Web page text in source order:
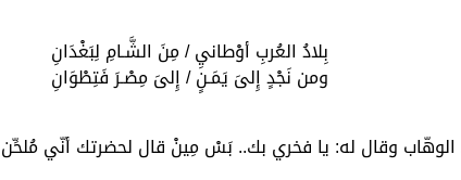
بِلادُ العُربِ أوْطانيِ / مِنَ الشَّـامِ لِبَغْدَانِ
ومن نَجْدٍ إِلىَ يَمَـنٍ / إِلىَ مِصْـرَ فَتِطْوَانِ
وقال له: يا فخري بك.. بَسْ مِينْ قال لحضرتك أنّي مُلحِّن